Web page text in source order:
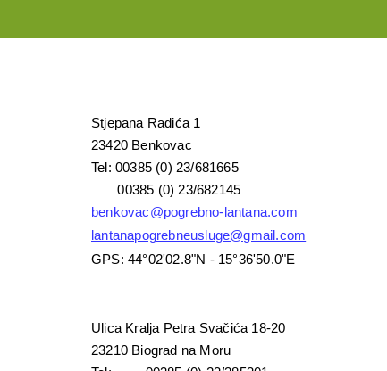
Stjepana Radića 1
23420 Benkovac
Tel: 00385 (0) 23/681665
00385 (0) 23/682145
benkovac@pogrebno-lantana.com
lantanapogrebneusluge@gmail.com
GPS: 44°02'02.8"N - 15°36'50.0"E
Ulica Kralja Petra Svačića 18-20
23210 Biograd na Moru